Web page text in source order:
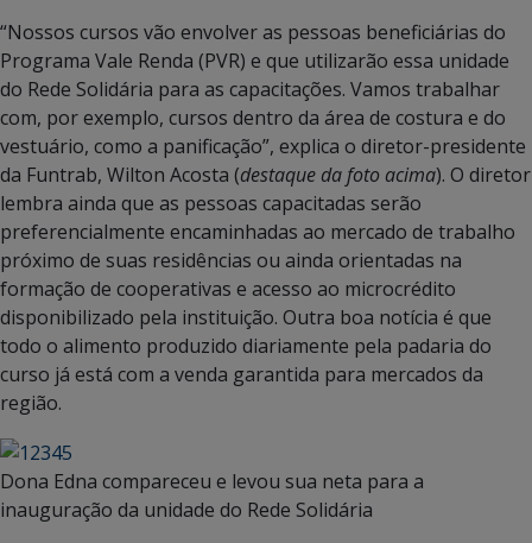
“Nossos cursos vão envolver as pessoas beneficiárias do
Programa Vale Renda (PVR) e que utilizarão essa unidade
do Rede Solidária para as capacitações. Vamos trabalhar
com, por exemplo, cursos dentro da área de costura e do
vestuário, como a panificação”, explica o diretor-presidente
da Funtrab, Wilton Acosta (destaque da foto acima). O diretor
lembra ainda que as pessoas capacitadas serão
preferencialmente encaminhadas ao mercado de trabalho
próximo de suas residências ou ainda orientadas na
formação de cooperativas e acesso ao microcrédito
disponibilizado pela instituição. Outra boa notícia é que
todo o alimento produzido diariamente pela padaria do
curso já está com a venda garantida para mercados da
região.
Dona Edna compareceu e levou sua neta para a
inauguração da unidade do Rede Solidária